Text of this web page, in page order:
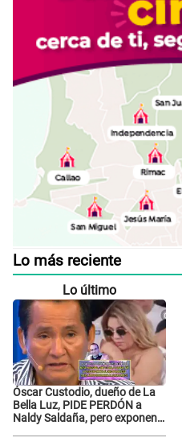
Lo más reciente
Lo último
Óscar Custodio, dueño de La
Bella Luz, PIDE PERDÓN a
Naldy Saldaña, pero exponen